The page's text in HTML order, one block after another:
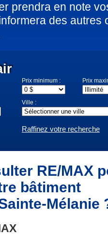
prendra en note
des autres
Prix minimum : Prix
Ville :
Raffinez votre recherche
RE/MAX
bâtiment
Mélanie